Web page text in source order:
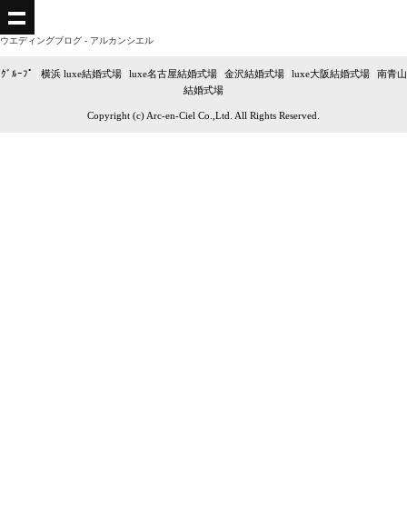
ウエディングブログ - アルカンシエル
ｸﾞﾙｰﾌﾟ 横浜 luxe結婚式場| luxe名古屋結婚式場 金沢結婚式場| luxe大阪結婚式場| 南青山
結婚式場
Copyright (c) Arc-en-Ciel Co.,Ltd. All Rights Reserved.